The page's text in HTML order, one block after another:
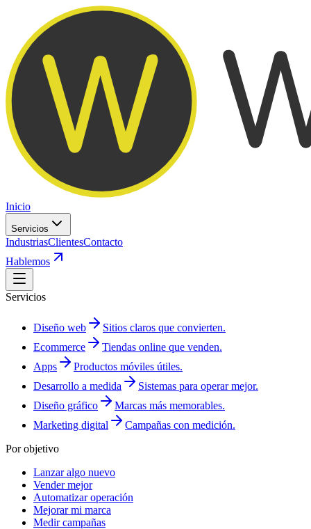
Inicio
Servicios
IndustriasClientesContacto
Hablemos
Servicios
Diseño web
Sitios claros que convierten.
Ecommerce
Tiendas online que venden.
Apps
Productos móviles útiles.
Desarrollo a medida
Sistemas para operar mejor.
Diseño gráfico
Marcas más memorables.
Marketing digital
Campañas con medición.
Por objetivo
Lanzar algo nuevo
Vender mejor
Automatizar operación
Mejorar mi marca
Medir campañas